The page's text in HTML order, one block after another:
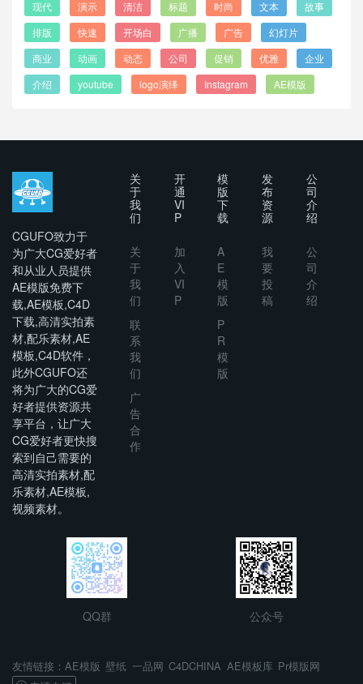
现代
演示 清洁 标题 时尚 文本
故事
排版
快速 开场白 广播 广告
幻灯片
商业
动画 动态 公司 促销 优雅
企业
介绍
youtube logo演绎 Instagram AE模版
CGUFO致力于
为广大CG爱好者
和从业人员提供
AE模版免费下
载,AE模板,C4D
下载,高清实拍素
材,配乐素材,AE
模板,C4D软件，
此外CGUFO还
将为广大的CG爱
好者提供资源共
享平台，让广大
CG爱好者更快搜
索到自己需要的
高清实拍素材,配
乐素材,AE模板,
视频素材。
关
于
我
们
关
于
我
们
联
系
我
们
广
告
合
作
开
通
VI
P
加
入
VI
P
模
版
下
载
A
E
模
版
P
R
模
版
发
布
资
源
我
要
投
稿
公
司
介
绍
公
司
介
绍
QQ群 公众号
友情链接： AE模版 壁纸 一品网 C4DCHINA AE模板库 Pr模版网